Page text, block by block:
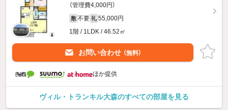
（管理費4,000円）
敷 不要 礼 55,000円
1階 / 1LDK / 46.52㎡
お問い合わせ （無料）
ほか提供
ヴィル・トランキル大森のすべての部屋を見る